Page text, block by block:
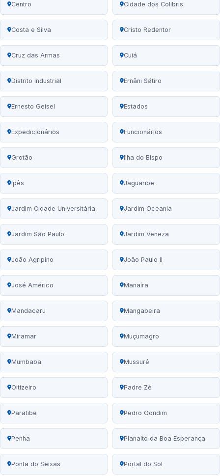
Centro Cidade dos Colibris
Costa e Silva Cristo Redentor
Cruz das Armas Cuiá
Distrito Industrial Ernâni Sátiro
Ernesto Geisel Estados
Expedicionários Funcionários
Grotão Ilha do Bispo
Ipês Jaguaribe
Jardim Cidade Universitária Jardim Oceania
Jardim São Paulo Jardim Veneza
João Agripino João Paulo II
José Américo Manaíra
Mandacaru Mangabeira
Miramar Muçumagro
Mumbaba Mussuré
Oitizeiro Padre Zé
Paratibe Pedro Gondim
Penha Planalto da Boa Esperança
Ponta do Seixas Portal do Sol